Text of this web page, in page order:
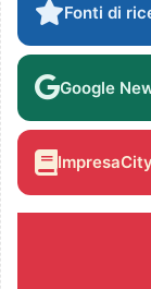
Fonti di
Google